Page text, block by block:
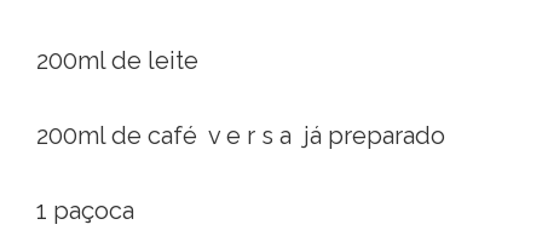
200ml de leite
200ml de café v e r s a já preparado
1 paçoca